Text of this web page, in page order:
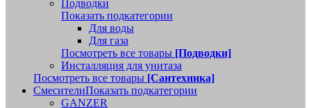
Подводки
Показать подкатегории
Для воды
Для газа
Посмотреть все товары [Подводки]
Инсталляция для унитаза
Посмотреть все товары [Сантехника]
СмесителиПоказать подкатегории
GANZER